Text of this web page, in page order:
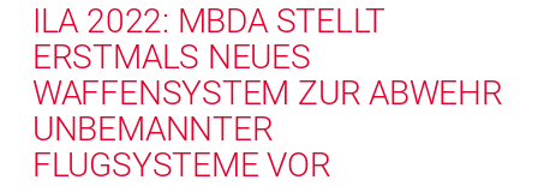
ILA 2022: MBDA STELLT
ERSTMALS NEUES
WAFFENSYSTEM ZUR ABWEHR
UNBEMANNTER
FLUGSYSTEME VOR